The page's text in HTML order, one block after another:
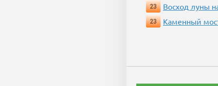
23 Восход луны
23 Каменный